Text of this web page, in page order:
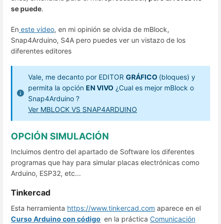
se puede.
En este vídeo, en mi opinión se olvida de mBlock,
Snap4Arduino, S4A pero puedes ver un vistazo de los
diferentes editores
Vale, me decanto por EDITOR GRÁFICO (bloques) y
permita la opción EN VIVO ¿Cual es mejor mBlock o
Snap4Arduino ?
Ver MBLOCK VS SNAP4ARDUINO
OPCIÓN SIMULACIÓN
Incluimos dentro del apartado de Software los diferentes
programas que hay para simular placas electrónicas como
Arduino, ESP32, etc...
Tinkercad
Esta herramienta https://www.tinkercad.com aparece en el
Curso Arduino con código en la práctica Comunicación